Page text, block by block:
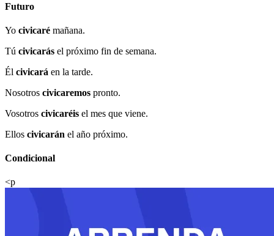
Futuro
Yo civicaré mañana.
Tú civicarás el próximo fin de semana.
Él civicará en la tarde.
Nosotros civicaremos pronto.
Vosotros civicaréis el mes que viene.
Ellos civicarán el año próximo.
Condicional
<p